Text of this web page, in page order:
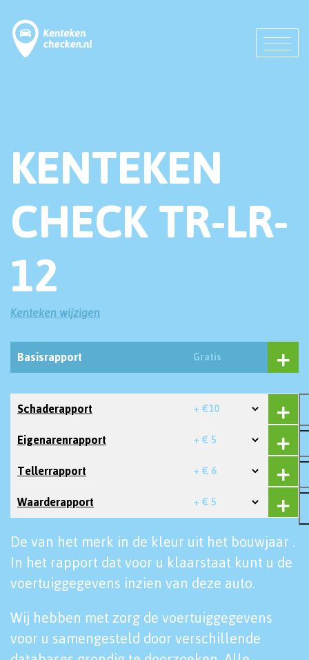
KENTEKEN
CHECK TR-LR-
12
Kenteken wijzigen
Basisrapport Gratis
Schaderapport + €10
Eigenarenrapport + € 5
Tellerrapport + € 6
Waarderapport + € 5
De van het merk in de kleur uit het bouwjaar .
In het rapport dat voor u klaarstaat kunt u de
voertuiggegevens inzien van deze auto.
Wij hebben met zorg de voertuiggegevens
voor u samengesteld door verschillende